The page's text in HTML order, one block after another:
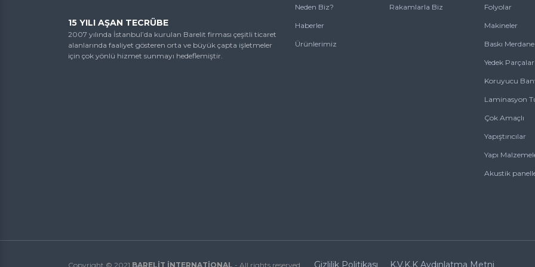
15 YILI AŞAN TECRÜBE
2007 yılında İstanbul’da kurulan Barelit firması çeşitli ticaret
alanlarında faaliyet gösteren orta ve büyük çapta işletmeler
için çok yönlü hizmet sunmayı hedeflemiştir.
Neden Biz?
Haberler
Ürünlerimiz
Rakamlarla Biz Folyolar
Makineler
Baskı
Yedek Parçalar
Koruyucu
Laminasyon
Çok Amaçlı
Yapıştırıcılar
Yapı
Akustik
Copyright © 2021 BARELİT İNTERNATİONAL - All rights reserved. Gizlilik Politikası K.V.K.K Aydınlatma Metni